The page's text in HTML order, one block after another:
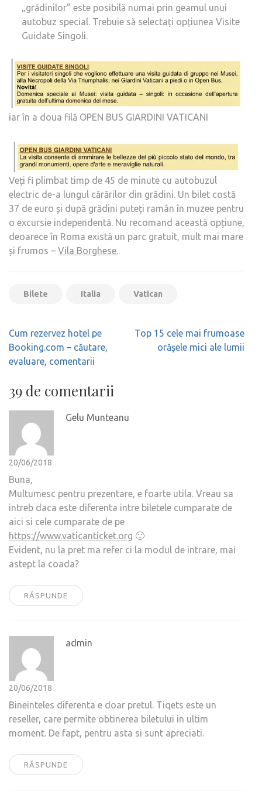
„grădinilor” este posibilă numai prin geamul unui
autobuz special. Trebuie să selectați opțiunea Visite
Guidate Singoli.
iar în a doua filă OPEN BUS GIARDINI VATICANI
Veți fi plimbat timp de 45 de minute cu autobuzul
electric de-a lungul cărărilor din grădini. Un bilet costă
37 de euro și după grădini puteți ramân în muzee pentru
o excursie independentă. Nu recomand această opțiune,
deoarece în Roma există un parc gratuit, mult mai mare
și frumos – Vila Borghese.
Bilete Italia Vatican
Navigare
în
articole
Cum rezervez hotel pe
Booking.com – căutare,
evaluare, comentarii
Top 15 cele mai frumoase
orășele mici ale lumii
39 de comentarii
Gelu Munteanu
20/06/2018
Buna,
Multumesc pentru prezentare, e foarte utila. Vreau sa
intreb daca este diferenta intre biletele cumparate de
aici si cele cumparate de pe
https://www.vaticanticket.org 🙂
Evident, nu la pret ma refer ci la modul de intrare, mai
astept la coada?
RĂSPUNDE
admin
20/06/2018
Bineinteles diferenta e doar pretul. Tiqets este un
reseller, care permite obtinerea biletului in ultim
moment. De fapt, pentru asta si sunt apreciati.
RĂSPUNDE